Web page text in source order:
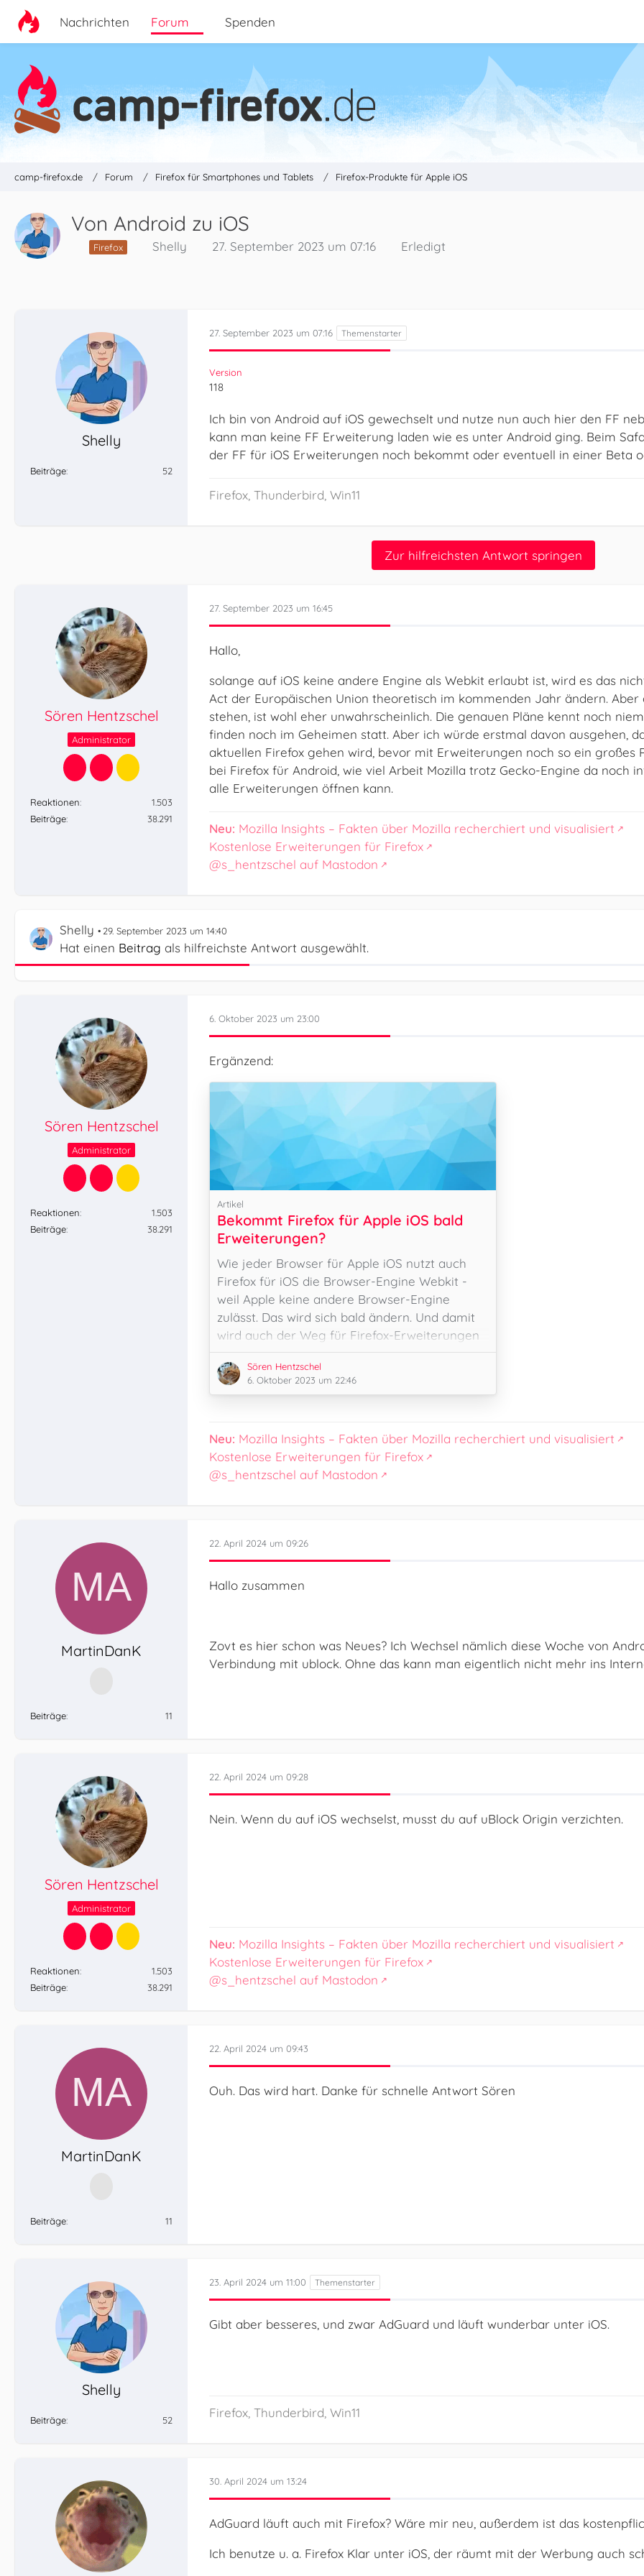
Nachrichten Forum Spenden
camp-firefox.de Forum Firefox für Smartphones und Tablets Firefox-Produkte für Apple iOS
Von Android zu iOS
Firefox Shelly 27. September 2023 um 07:16 Erledigt
Shelly
Beiträge 52
27. September 2023 um 07:16
Version
118
Ich bin von Android auf iOS gewechselt und nutze nun auch hier den FF
kann man keine FF Erweiterung laden wie es unter Android ging. Beim
der FF für iOS Erweiterungen noch bekommt oder eventuell in einer Beta
Firefox, Thunderbird, Win11
Zur hilfreichsten Antwort springen
Sören Hentzschel
Administrator
Reaktionen
1.503
Beiträge
38.291
27. September 2023 um 16:45
Hallo,
solange auf iOS keine andere Engine als Webkit erlaubt ist, wird es das
Act der Europäischen Union theoretisch im kommenden Jahr ändern.
stehen, ist wohl eher unwahrscheinlich. Die genauen Pläne kennt noch
finden noch im Geheimen statt. Aber ich würde erstmal davon ausgehen,
aktuellen Firefox gehen wird, bevor mit Erweiterungen noch so ein
bei Firefox für Android, wie viel Arbeit Mozilla trotz Gecko-Engine da noch
alle Erweiterungen öffnen kann.
Neu: Mozilla Insights – Fakten über Mozilla recherchiert und visualisiert
Kostenlose Erweiterungen für Firefox
@s_hentzschel auf Mastodon
Shelly 29. September 2023 um 14:40
Hat einen Beitrag als hilfreichste Antwort ausgewählt.
Sören Hentzschel
Administrator
Reaktionen
1.503
Beiträge
38.291
6. Oktober 2023 um 23:00
Ergänzend:
Artikel
Bekommt Firefox für Apple iOS bald
Erweiterungen?
Wie jeder Browser für Apple iOS nutzt auch
Firefox für iOS die Browser-Engine Webkit -
weil Apple keine andere Browser-Engine
zulässt. Das wird sich bald ändern. Und damit
wird auch der Weg für Firefox-Erweiterungen
auf iOS frei.
Sören Hentzschel
6. Oktober 2023 um 22:46
Neu: Mozilla Insights – Fakten über Mozilla recherchiert und visualisiert
Kostenlose Erweiterungen für Firefox
@s_hentzschel auf Mastodon
MartinDanK
Beiträge 11
22. April 2024 um 09:26
Hallo zusammen
Zovt es hier schon was Neues? Ich Wechsel nämlich diese Woche von
Verbindung mit ublock. Ohne das kann man eigentlich nicht mehr ins
Sören Hentzschel
Administrator
Reaktionen
1.503
Beiträge
38.291
22. April 2024 um 09:28
Nein. Wenn du auf iOS wechselst, musst du auf uBlock Origin verzichten.
Neu: Mozilla Insights – Fakten über Mozilla recherchiert und visualisiert
Kostenlose Erweiterungen für Firefox
@s_hentzschel auf Mastodon
MartinDanK
Beiträge 11
22. April 2024 um 09:43
Ouh. Das wird hart. Danke für schnelle Antwort Sören
Shelly
Beiträge 52
23. April 2024 um 11:00
Gibt aber besseres, und zwar AdGuard und läuft wunderbar unter iOS.
Firefox, Thunderbird, Win11
30. April 2024 um 13:24
AdGuard läuft auch mit Firefox? Wäre mir neu, außerdem ist das
Ich benutze u. a. Firefox Klar unter iOS, der räumt mit der Werbung auch